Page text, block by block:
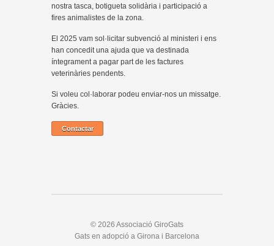
nostra tasca, botigueta solidària i participació a
fires animalistes de la zona.
El 2025 vam sol·licitar subvenció al ministeri i ens
han concedit una ajuda que va destinada
íntegrament a pagar part de les factures
veterinàries pendents.
Si voleu col·laborar podeu enviar-nos un missatge.
Gràcies.
Contactar
© 2026 Associació GiroGats
Gats en adopció a Girona i Barcelona